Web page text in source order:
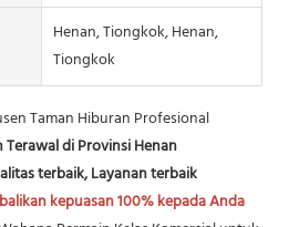
Henan, Tiongkok, Henan,
Tiongkok
Taman Hiburan Profesional
di Provinsi Henan
terbaik, Layanan terbaik
kepuasan 100% kepada Anda